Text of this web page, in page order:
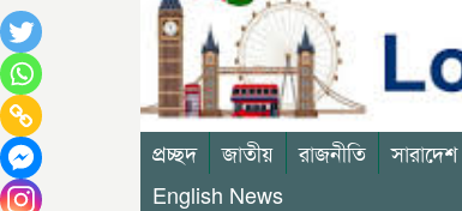
প্রচ্ছদ জাতীয় রাজনীতি সারাদেশ
English News